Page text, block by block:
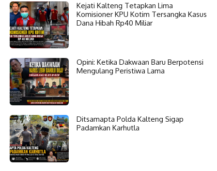
Kejati Kalteng Tetapkan Lima
Komisioner KPU Kotim Tersangka Kasus
Dana Hibah Rp40 Miliar
Opini: Ketika Dakwaan Baru Berpotensi
Mengulang Peristiwa Lama
Ditsamapta Polda Kalteng Sigap
Padamkan Karhutla